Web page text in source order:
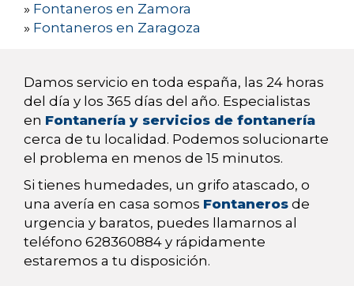
» Fontaneros en Zamora
» Fontaneros en Zaragoza
Damos servicio en toda españa, las 24 horas
del día y los 365 días del año. Especialistas
en Fontanería y servicios de fontanería
cerca de tu localidad. Podemos solucionarte
el problema en menos de 15 minutos.
Si tienes humedades, un grifo atascado, o
una avería en casa somos Fontaneros de
urgencia y baratos, puedes llamarnos al
teléfono 628360884 y rápidamente
estaremos a tu disposición.